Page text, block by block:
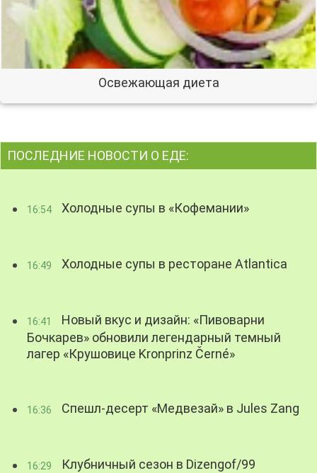
Освежающая диета
ПОСЛЕДНИЕ НОВОСТИ О ЕДЕ:
16:54 Холодные супы в «Кофемании»
16:49 Холодные супы в ресторане Atlantica
16:41
Новый вкус и дизайн: «Пивоварни
Бочкарев» обновили легендарный темный
лагер «Крушовице Kronprinz Černé»
16:36 Спешл-десерт «Медвезай» в Jules Zang
16:29 Клубничный сезон в Dizengof/99